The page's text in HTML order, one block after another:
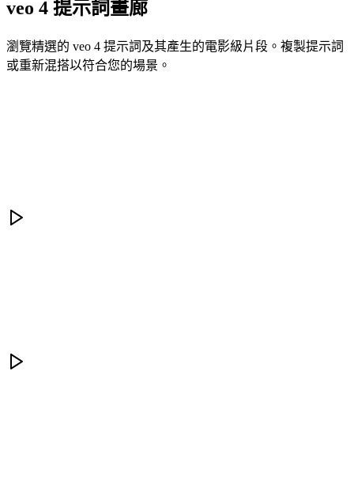
veo 4 提示詞畫廊
瀏覽精選的 veo 4 提示詞及其產生的電影級片段。複製提示詞
或重新混搭以符合您的場景。